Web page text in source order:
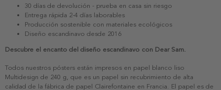
30 días de devolución - prueba en casa sin riesgo
Entrega rápida 2-4 días laborables
Producción sostenible con materiales ecológicos
Diseño escandinavo desde 2016
Descubre el encanto del diseño escandinavo con Dear Sam.
Todos nuestros pósters están impresos en papel blanco liso
Multidesign de 240 g, que es un papel sin recubrimiento de alta
calidad de la fábrica de papel Clairefontaine en Francia. El papel es de